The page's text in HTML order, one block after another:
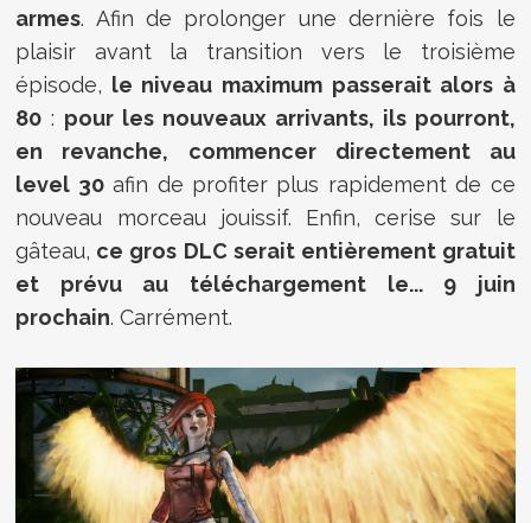
armes. Afin de prolonger une dernière fois le
plaisir avant la transition vers le troisième
épisode, le niveau maximum passerait alors à
80 : pour les nouveaux arrivants, ils pourront,
en revanche, commencer directement au
level 30afin de profiter plus rapidement de ce
nouveau morceau jouissif. Enfin, cerise sur le
gâteau, ce gros DLC serait entièrement gratuit
et prévu au téléchargement le... 9 juin
prochain. Carrément.